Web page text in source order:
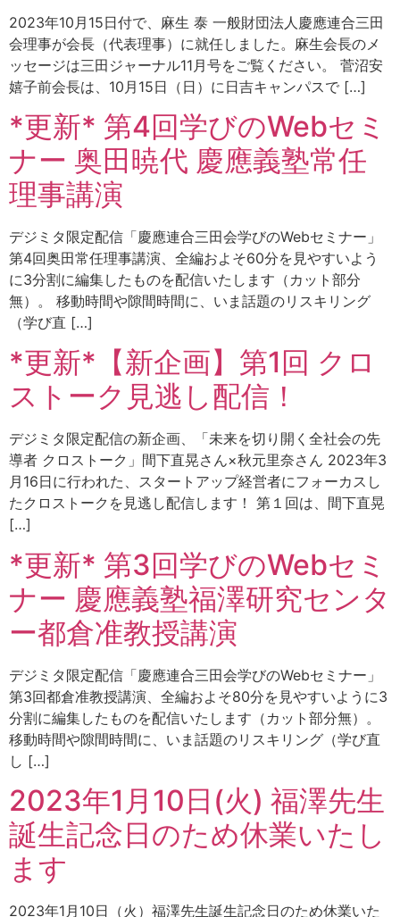
2023年10月15日付で、麻生 泰 一般財団法人慶應連合三田
会理事が会長（代表理事）に就任しました。麻生会長のメ
ッセージは三田ジャーナル11月号をご覧ください。 菅沼安
嬉子前会長は、10月15日（日）に日吉キャンパスで […]
*更新* 第4回学びのWebセミ
ナー 奥田暁代 慶應義塾常任
理事講演
デジミタ限定配信「慶應連合三田会学びのWebセミナー」
第4回奥田常任理事講演、全編およそ60分を見やすいよう
に3分割に編集したものを配信いたします（カット部分
無）。 移動時間や隙間時間に、いま話題のリスキリング
（学び直 […]
*更新*【新企画】第1回 クロ
ストーク見逃し配信！
デジミタ限定配信の新企画、「未来を切り開く全社会の先
導者 クロストーク」間下直晃さん×秋元里奈さん 2023年3
月16日に行われた、スタートアップ経営者にフォーカスし
たクロストークを見逃し配信します！ 第１回は、間下直晃
[…]
*更新* 第3回学びのWebセミ
ナー 慶應義塾福澤研究センタ
ー都倉准教授講演
デジミタ限定配信「慶應連合三田会学びのWebセミナー」
第3回都倉准教授講演、全編およそ80分を見やすいように3
分割に編集したものを配信いたします（カット部分無）。
移動時間や隙間時間に、いま話題のリスキリング（学び直
し […]
2023年1月10日(火) 福澤先生
誕生記念日のため休業いたし
ます
2023年1月10日（火）福澤先生誕生記念日のため休業いた